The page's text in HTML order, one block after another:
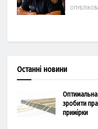
Останні новини
зробити
примірки